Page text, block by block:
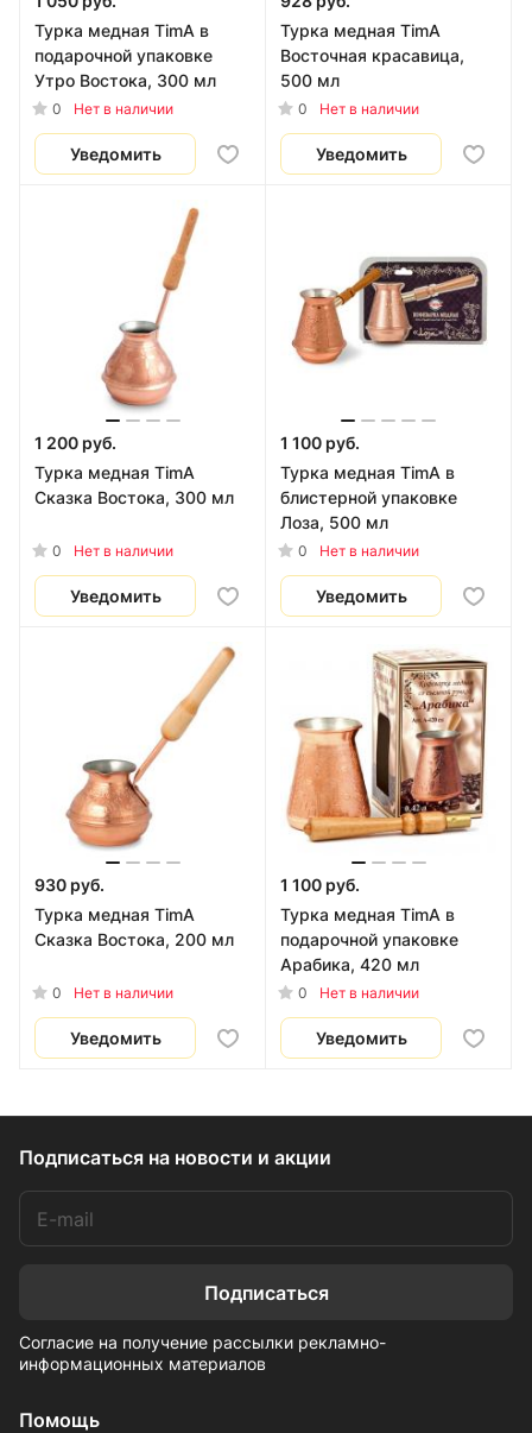
Турка медная TimA в
подарочной упаковке
Утро Востока, 300 мл
0 Нет в наличии
Уведомить
Турка медная TimA
Восточная красавица,
500 мл
0 Нет в наличии
Уведомить
1 200 руб.
Турка медная TimA
Сказка Востока, 300 мл
0 Нет в наличии
Уведомить
1 100 руб.
Турка медная TimA в
блистерной упаковке
Лоза, 500 мл
0 Нет в наличии
Уведомить
930 руб.
Турка медная TimA
Сказка Востока, 200 мл
0 Нет в наличии
Уведомить
1 100 руб.
Турка медная TimA в
подарочной упаковке
Арабика, 420 мл
0 Нет в наличии
Уведомить
Подписаться на новости и акции
Подписаться
Согласие на получение рассылки рекламно-
информационных материалов
Помощь